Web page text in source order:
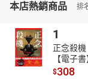
本店熱銷商品 排
1
正念殺機
【電子書
$308